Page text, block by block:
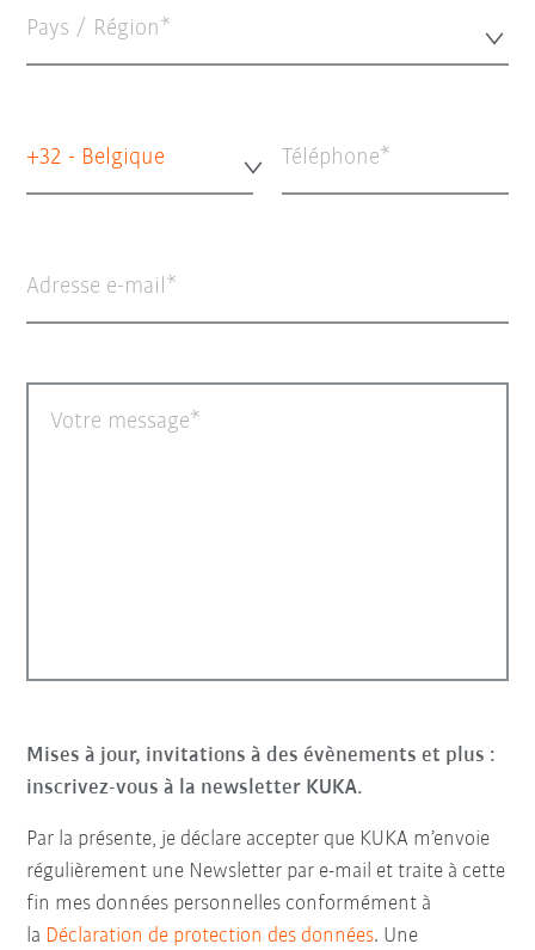
Pays / Région*
+32 - Belgique Téléphone
Adresse e-mail
Votre message
Mises à jour, invitations à des évènements et plus :
inscrivez-vous à la newsletter KUKA.
Par la présente, je déclare accepter que KUKA m’envoie
régulièrement une Newsletter par e-mail et traite à cette
fin mes données personnelles conformément à
la Déclaration de protection des données. Une